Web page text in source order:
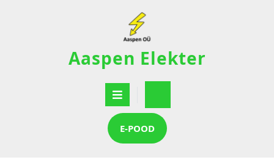
Aaspen Elekter
E-POOD